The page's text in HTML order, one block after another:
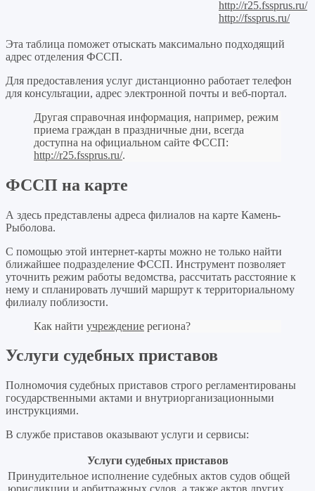
http://r25.fssprus.ru/
http://fssprus.ru/
Эта таблица поможет отыскать максимально подходящий
адрес отделения ФССП.
Для предоставления услуг дистанционно работает телефон
для консультации, адрес электронной почты и веб-портал.
Другая справочная информация, например, режим
приема граждан в праздничные дни, всегда
доступна на официальном сайте ФССП:
http://r25.fssprus.ru/.
ФССП на карте
А здесь представлены адреса филиалов на карте Камень-
Рыболова.
С помощью этой интернет-карты можно не только найти
ближайшее подразделение ФССП. Инструмент позволяет
уточнить режим работы ведомства, рассчитать расстояние к
нему и спланировать лучший маршрут к территориальному
филиалу поблизости.
Как найти учреждение региона?
Услуги судебных приставов
Полномочия судебных приставов строго регламентированы
государственными актами и внутриорганизационными
инструкциями.
В службе приставов оказывают услуги и сервисы:
Услуги судебных приставов
Принудительное исполнение судебных актов судов общей